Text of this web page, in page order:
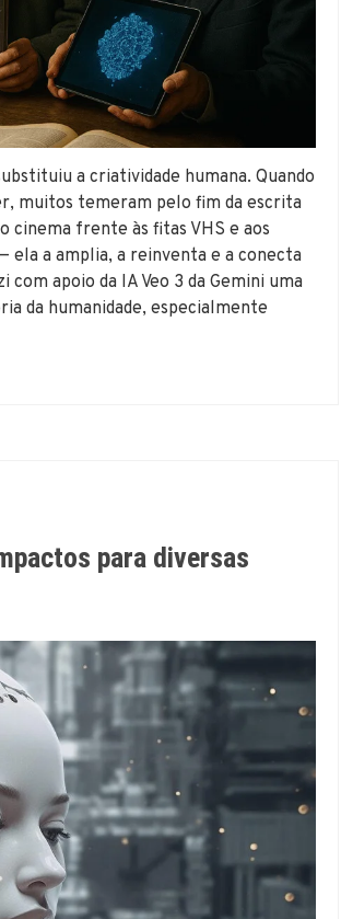
a criatividade humana. Quando
muitos temeram pelo fim da escrita
cinema frente às fitas VHS e aos
ela a amplia, a reinventa e a conecta
apoio da IA Veo 3 da Gemini uma
da humanidade, especialmente
para diversas